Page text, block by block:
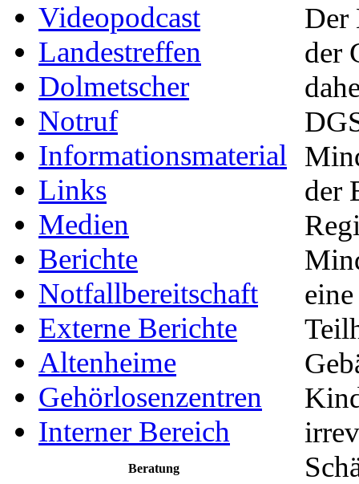
Videopodcast
Landestreffen
Dolmetscher
Notruf
Informationsmaterial
Links
Medien
Berichte
Notfallbereitschaft
Externe Berichte
Altenheime
Gehörlosenzentren
Interner Bereich
Beratung
Der
der
der